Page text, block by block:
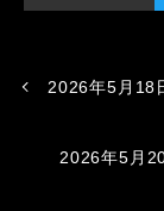
2026年5月18
2026年5月